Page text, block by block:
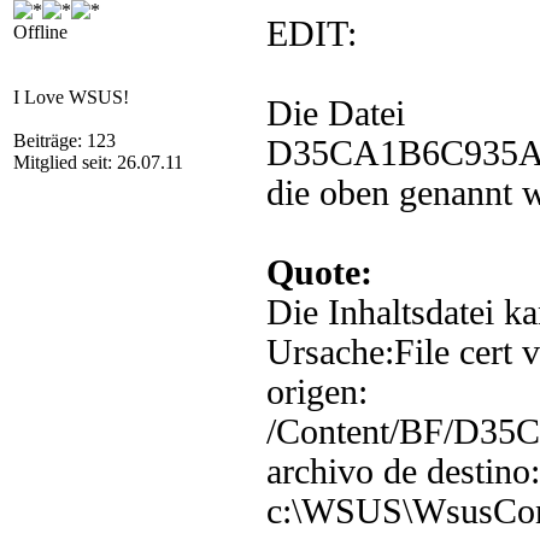
Offline
I Love WSUS!
Beiträge: 123
Mitglied seit: 26.07.11
EDIT:
Die Datei
die oben genannt
Quote:
Die Inhaltsdatei
Ursache:File cert
origen:
/Content/BF/
archivo de destino: